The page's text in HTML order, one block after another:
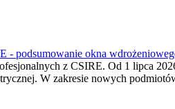
- podsumowanie okna
z CSIRE. Od 1 lipca
W zakresie nowych